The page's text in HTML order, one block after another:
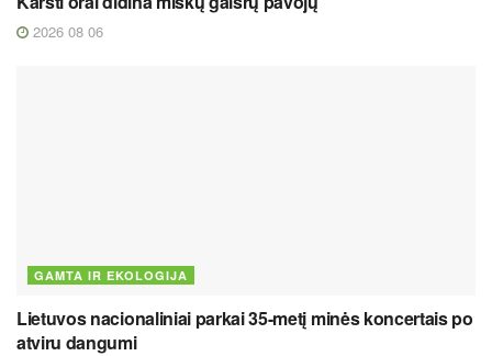
2026 08 06
GAMTA IR EKOLOGIJA
Lietuvos nacionaliniai parkai 35-metį minės koncertais po
atviru dangumi